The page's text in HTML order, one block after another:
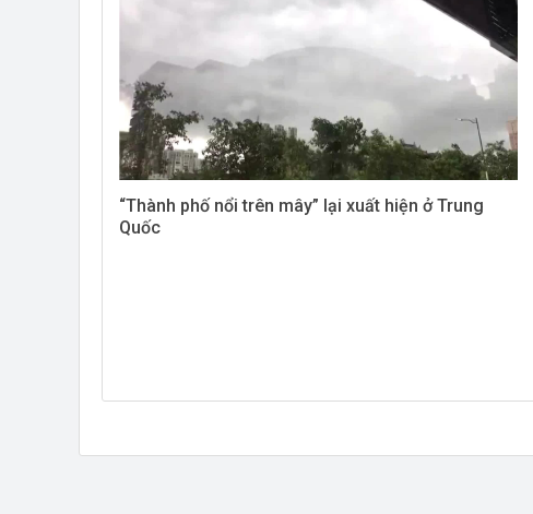
“Thành phố nổi trên mây” lại xuất hiện ở Trung
Quốc